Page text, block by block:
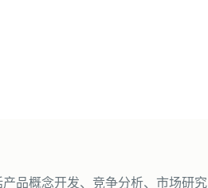
品概念开发、竞争分析、市场研